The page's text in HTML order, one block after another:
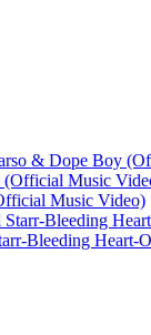
& Dope Boy
Music Video)
Bleeding